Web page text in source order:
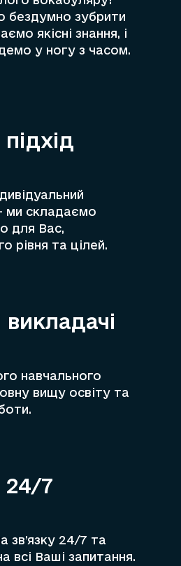
бездумно зубрити
якісні знання, і
у ногу з часом.
ми складаємо
для Вас,
рівня та цілей.
викладачі
навчального
вищу освіту та
24/7
зв’язку 24/7 та
всі Ваші запитання.